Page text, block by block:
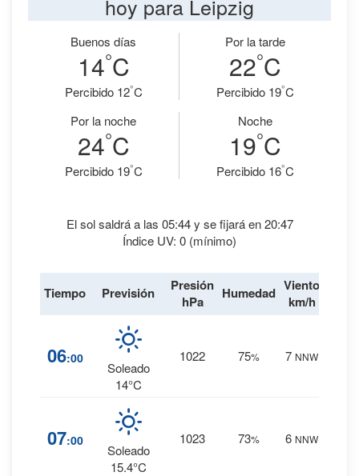
hoy para Leipzig
Buenos días
14°C
Percibido 12°C
Por la tarde
22°C
Percibido 19°C
Por la noche
24°C
Percibido 19°C
Noche
19°C
Percibido 16°C
El sol saldrá a las 05:44 y se fijará en 20:47
Índice UV: 0 (mínimo)
Tiempo Previsión
Presión
hPa
Humedad Viento
km/h
06:00
Soleado
14°C
1022 75% 7 NNW
07:00
Soleado
15.4°C
1023 73% 6 NNW